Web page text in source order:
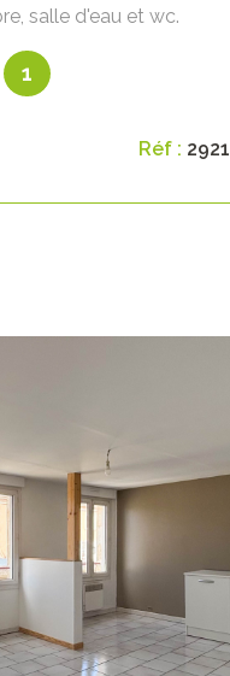
salle d'eau et wc.
sur le site
: 80 000€ frais d'agence
Prix net vendeur : 74
1
Réf : 2921
LE BIEN